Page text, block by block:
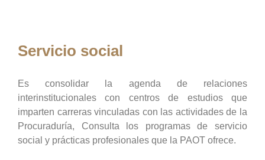
Servicio social
Es consolidar la agenda de relaciones
interinstitucionales con centros de estudios que
imparten carreras vinculadas con las actividades de la
Procuraduría, Consulta los programas de servicio
social y prácticas profesionales que la PAOT ofrece.